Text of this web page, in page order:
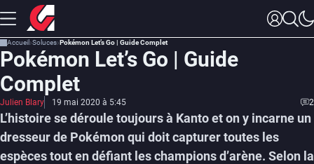
Accueil Soluces Pokémon Let’s Go | Guide Complet
Pokémon Let’s Go | Guide
Complet
Julien Blary 19 mai 2020 à 5:45 2
L’histoire se déroule toujours à Kanto et on y incarne un
dresseur de Pokémon qui doit capturer toutes les
espèces tout en défiant les champions d’arène. Selon la